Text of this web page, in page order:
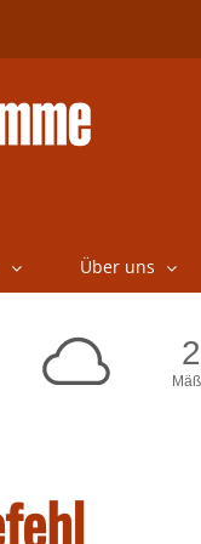
Über uns